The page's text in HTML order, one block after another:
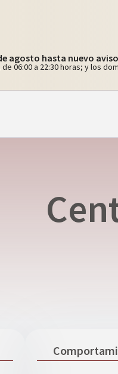
agosto hasta nuevo
06:00 a 22:30 horas; y los